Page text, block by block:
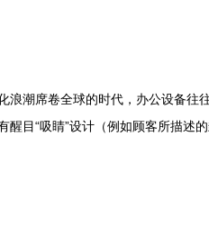
浪潮席卷全球的时代，办公设备
醒目“吸睛”设计（例如顾客所描述